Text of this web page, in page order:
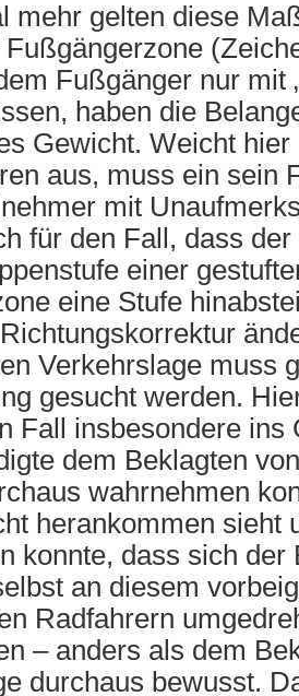
mehr gelten diese
Fußgängerzone
Fußgänger nur mit
haben die
Gewicht. Weicht
aus, muss ein sein
mit
für den Fall, dass
einer
eine Stufe
Verkehrslage muss
gesucht werden.
Fall insbesondere ins
dem Beklagten
wahrnehmen
herankommen sieht
konnte, dass sich der
an diesem
Radfahrern
– anders als dem
durchaus bewusst.